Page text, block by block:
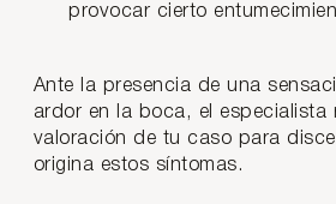
provocar cierto
Ante la presencia de una
ardor en la boca, el especialista
valoración de tu caso para
origina estos síntomas.